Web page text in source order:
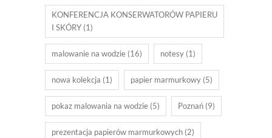
KONFERENCJA KONSERWATORÓW PAPIERU
I SKÓRY (1)
malowanie na wodzie (16) notesy (1)
nowa kolekcja (1) papier marmurkowy (5)
pokaz malowania na wodzie (5) Poznań (9)
prezentacja papierów marmurkowych (2)